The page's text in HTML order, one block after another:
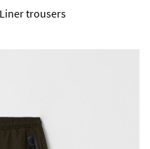
trousers